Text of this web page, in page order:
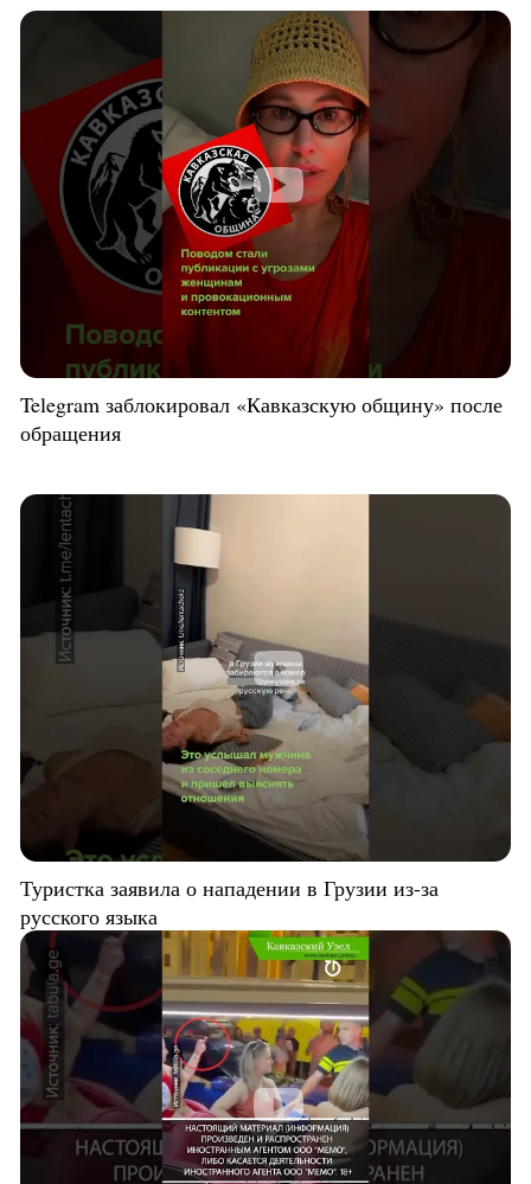
Telegram заблокировал «Кавказскую общину» после
обращения
Туристка заявила о нападении в Грузии из-за
русского языка